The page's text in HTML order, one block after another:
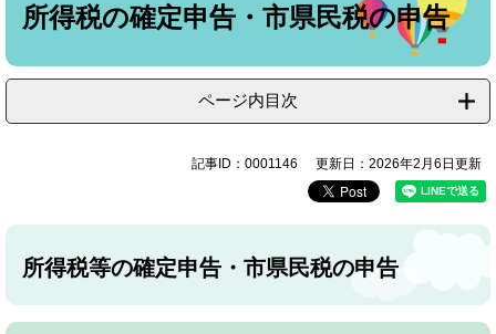
へ
所得税の確定申告・市県民税の申告
ページ内目次
記事ID：0001146 更新日：2026年2月6日更新
所得税等の確定申告・市県民税の申告